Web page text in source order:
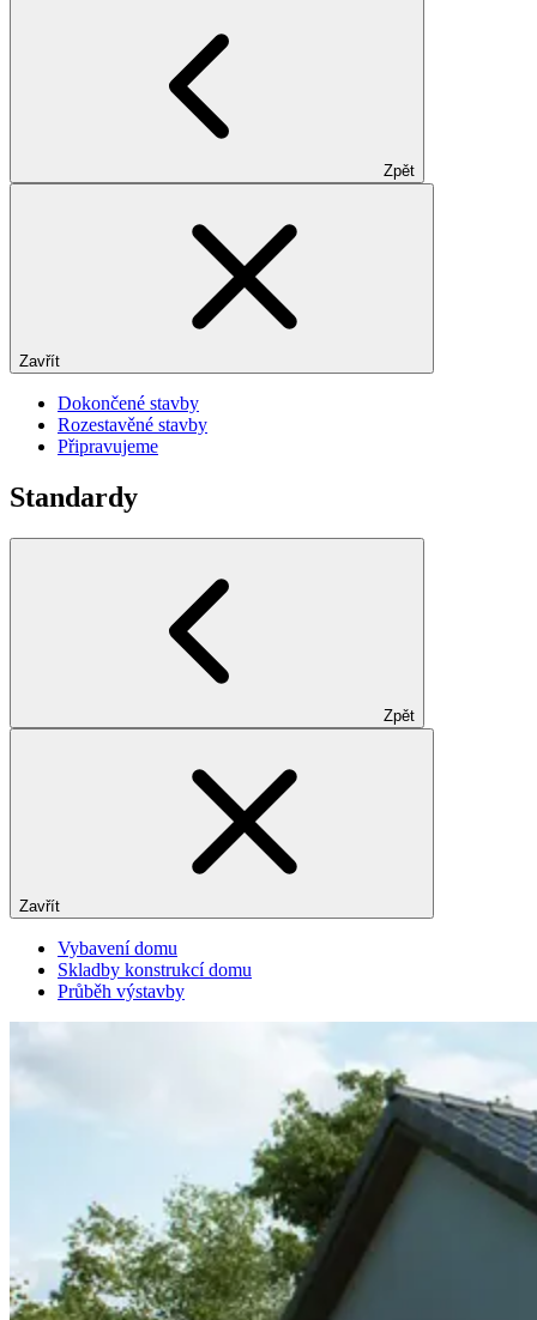
Zpět
Zavřít
Dokončené stavby
Rozestavěné stavby
Připravujeme
Standardy
Zpět
Zavřít
Vybavení domu
Skladby konstrukcí domu
Průběh výstavby